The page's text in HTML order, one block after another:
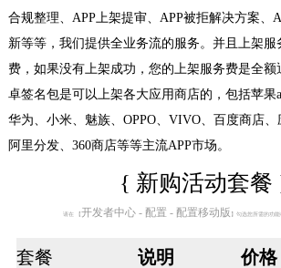
合规整理、APP上架提审、APP被拒解决方案、
新等等，我们提供全业务流的服务。并且上架服
费，如果没有上架成功，您的上架服务费是全
卓签名包是可以上架各大应用商店的，包括苹果
华为、小米、魅族、OPPO、VIVO、百度商店、
阿里分发、360商店等等主流APP市场。
{ 新购活动套餐
请在 【开发者中心 - 配置 - 配置移动版 】勾选您所需的功
套餐 说明 价格